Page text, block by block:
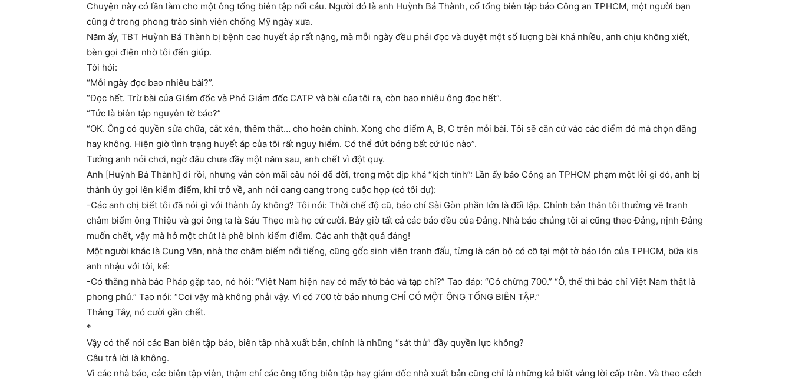
Chuyện này có lần làm cho một ông tổng biên tập nổi cáu. Người đó là anh Huỳnh Bá Thành, cố tổng biên tập báo Công an TPHCM, một người bạn
cũng ở trong phong trào sinh viên chống Mỹ ngày xưa.
Năm ấy, TBT Huỳnh Bá Thành bị bệnh cao huyết áp rất nặng, mà mỗi ngày đều phải đọc và duyệt một số lượng bài khá nhiều, anh chịu không xiết,
bèn gọi điện nhờ tôi đến giúp.
Tôi hỏi:
“Mỗi ngày đọc bao nhiêu bài?”.
“Đọc hết. Trừ bài của Giám đốc và Phó Giám đốc CATP và bài của tôi ra, còn bao nhiêu ông đọc hết”.
“Tức là biên tập nguyên tờ báo?”
“OK. Ông có quyền sửa chữa, cắt xén, thêm thắt… cho hoàn chỉnh. Xong cho điểm A, B, C trên mỗi bài. Tôi sẽ căn cứ vào các điểm đó mà chọn đăng
hay không. Hiện giờ tình trạng huyết áp của tôi rất nguy hiểm. Có thể đứt bóng bất cứ lúc nào”.
Tưởng anh nói chơi, ngờ đâu chưa đầy một năm sau, anh chết vì đột quỵ.
Anh [Huỳnh Bá Thành] đi rồi, nhưng vẫn còn mãi câu nói để đời, trong một dịp khá “kịch tính”: Lần ấy báo Công an TPHCM phạm một lỗi gì đó, anh bị
thành ủy gọi lên kiểm điểm, khi trở về, anh nói oang oang trong cuộc họp (có tôi dự):
-Các anh chị biết tôi đã nói gì với thành ủy không? Tôi nói: Thời chế độ cũ, báo chí Sài Gòn phần lớn là đối lập. Chính bản thân tôi thường vẽ tranh
châm biếm ông Thiệu và gọi ông ta là Sáu Thẹo mà họ cứ cười. Bây giờ tất cả các báo đều của Đảng. Nhà báo chúng tôi ai cũng theo Đảng, nịnh Đảng
muốn chết, vậy mà hở một chút là phê bình kiểm điểm. Các anh thật quá đáng!
Một người khác là Cung Văn, nhà thơ châm biếm nổi tiếng, cũng gốc sinh viên tranh đấu, từng là cán bộ có cỡ tại một tờ báo lớn của TPHCM, bữa kia
anh nhậu với tôi, kể:
-Có thằng nhà báo Pháp gặp tao, nó hỏi: “Việt Nam hiện nay có mấy tờ báo và tạp chí?” Tao đáp: “Có chừng 700.” “Ô, thế thì báo chí Việt Nam thật là
phong phú.” Tao nói: “Coi vậy mà không phải vậy. Vì có 700 tờ báo nhưng CHỈ CÓ MỘT ÔNG TỔNG BIÊN TẬP.”
Thằng Tây, nó cười gần chết.
*
Vậy có thể nói các Ban biên tập báo, biên tâp nhà xuất bản, chính là những “sát thủ” đầy quyền lực không?
Câu trả lời là không.
Vì các nhà báo, các biên tập viên, thậm chí các ông tổng biên tập hay giám đốc nhà xuất bản cũng chỉ là những kẻ biết vâng lời cấp trên. Và theo cách